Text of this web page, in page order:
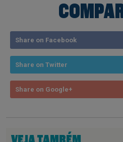
Share on Facebook
Share on Twitter
Share on Google+